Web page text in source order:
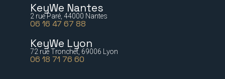
KeyWe Nantes
2 rue Paré, 44000 Nantes
06 16 47 67 88
KeyWe Lyon
72 rue Tronchet, 69006 Lyon
06 18 71 76 60